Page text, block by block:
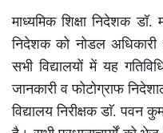
माध्यमिक शिक्षा निदेशक
निदेशक को नोडल अधिकारी
सभी विद्यालयों में यह
जानकारी व फोटोग्राफ
विद्यालय निरीक्षक डाॅ. पवन